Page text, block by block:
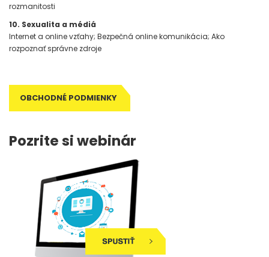
rozmanitosti
10. Sexualita a médiá
Internet a online vzťahy; Bezpečná online komunikácia; Ako
rozpoznať správne zdroje
OBCHODNÉ PODMIENKY
Pozrite si webinár